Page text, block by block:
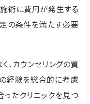
術に費用が発生する
の条件を満たす必要
、カウンセリングの質
経験を総合的に考慮
ったクリニックを見つ